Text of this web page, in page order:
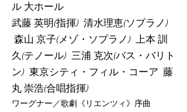
ル 大ホール
武藤 英明(指揮) 清水理恵(ソプラノ)
森山 京子(メゾ・ソプラノ) 上本 訓
久(テノール) 三浦 克次(バス・バリト
ン) 東京シティ・フィル・コーア 藤
丸 崇浩(合唱指揮)
ワーグナー／歌劇《リエンツィ》序曲